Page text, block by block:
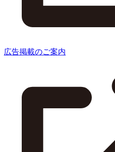
広告掲載のご案内